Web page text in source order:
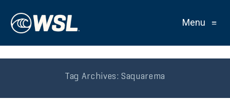
Menu ≡
Tag Archives:Saquarema